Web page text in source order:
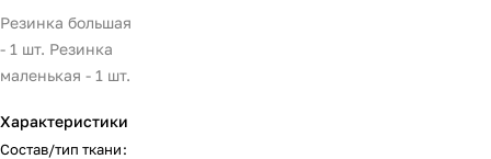
Резинка большая
- 1 шт. Резинка
маленькая - 1 шт.
Характеристики
Состав/тип ткани: